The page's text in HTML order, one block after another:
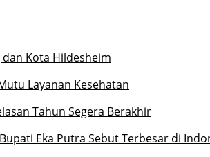
Kota Hildesheim
Layanan Kesehatan
Tahun Segera Berakhir
Eka Putra Sebut Terbesar di